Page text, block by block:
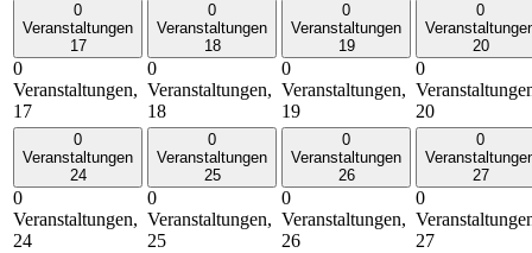
0
Veranstaltungen
17
0
Veranstaltungen,
17
0
Veranstaltungen
18
0
Veranstaltungen,
18
0
Veranstaltungen
19
0
Veranstaltungen,
19
0
20
0
20
0
Veranstaltungen
24
0
Veranstaltungen,
24
0
Veranstaltungen
25
0
Veranstaltungen,
25
0
Veranstaltungen
26
0
Veranstaltungen,
26
0
27
0
27